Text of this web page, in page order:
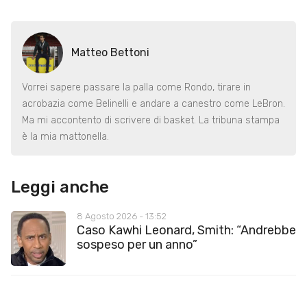
Matteo Bettoni
Vorrei sapere passare la palla come Rondo, tirare in
acrobazia come Belinelli e andare a canestro come LeBron.
Ma mi accontento di scrivere di basket. La tribuna stampa
è la mia mattonella.
Leggi anche
8 Agosto 2026 - 13:52
Caso Kawhi Leonard, Smith: “Andrebbe
sospeso per un anno”